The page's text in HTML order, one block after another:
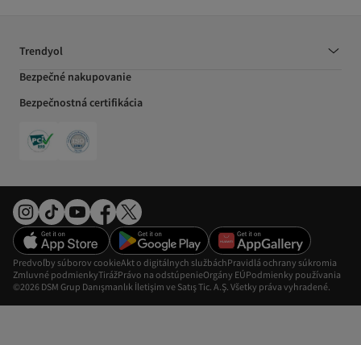
Trendyol
Bezpečné nakupovanie
Bezpečnostná certifikácia
©2026 DSM Grup Danışmanlık İletişim ve Satış Tic. A.Ş. Všetky práva vyhradené.
Predvoľby súborov cookieAkt o digitálnych službáchPravidlá ochrany súkromia
Zmluvné podmienkyTirážPrávo na odstúpenieOrgány EÚPodmienky používania